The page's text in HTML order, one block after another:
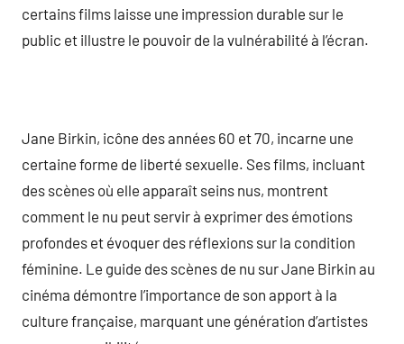
certains films laisse une impression durable sur le
public et illustre le pouvoir de la vulnérabilité à l’écran.
Jane Birkin, icône des années 60 et 70, incarne une
certaine forme de liberté sexuelle. Ses films, incluant
des scènes où elle apparaît seins nus, montrent
comment le nu peut servir à exprimer des émotions
profondes et évoquer des réflexions sur la condition
féminine. Le guide des scènes de nu sur Jane Birkin au
cinéma démontre l’importance de son apport à la
culture française, marquant une génération d’artistes